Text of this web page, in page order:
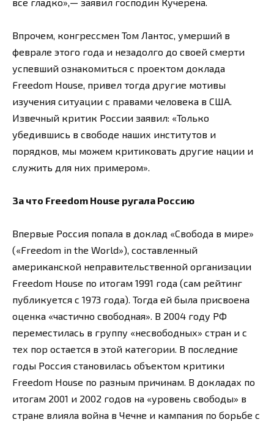
Впрочем, конгрессмен Том Лантос, умерший в
феврале этого года и незадолго до своей смерти
успевший ознакомиться с проектом доклада
Freedom House, привел тогда другие мотивы
изучения ситуации с правами человека в США.
Извечный критик России заявил: «Только
убедившись в свободе наших институтов и
порядков, мы можем критиковать другие нации и
служить для них примером».
За что Freedom House ругала Россию
Впервые Россия попала в доклад «Свобода в мире»
(«Freedom in the World»), составленный
американской неправительственной организации
Freedom House по итогам 1991 года (сам рейтинг
публикуется с 1973 года). Тогда ей была присвоена
оценка «частично свободная». В 2004 году РФ
переместилась в группу «несвободных» стран и с
тех пор остается в этой категории. В последние
годы Россия становилась объектом критики
Freedom House по разным причинам. В докладах по
итогам 2001 и 2002 годов на «уровень свободы» в
стране влияла война в Чечне и кампания по борьбе с